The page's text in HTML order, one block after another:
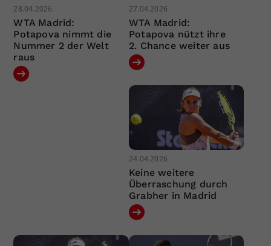
28.04.2026
WTA Madrid:
Potapova nimmt die
Nummer 2 der Welt
raus
27.04.2026
WTA Madrid:
Potapova nützt ihre
2. Chance weiter aus
24.04.2026
Keine weitere
Überraschung durch
Grabher in Madrid